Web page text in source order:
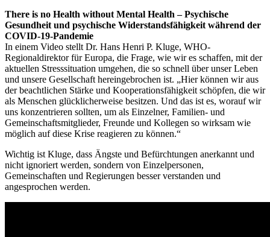
There is no Health without Mental Health – Psychische
Gesundheit und psychische Widerstandsfähigkeit während der
COVID-19-Pandemie
In einem Video stellt Dr. Hans Henri P. Kluge, WHO-
Regionaldirektor für Europa, die Frage, wie wir es schaffen, mit der
aktuellen Stresssituation umgehen, die so schnell über unser Leben
und unsere Gesellschaft hereingebrochen ist. „Hier können wir aus
der beachtlichen Stärke und Kooperationsfähigkeit schöpfen, die wir
als Menschen glücklicherweise besitzen. Und das ist es, worauf wir
uns konzentrieren sollten, um als Einzelner, Familien- und
Gemeinschaftsmitglieder, Freunde und Kollegen so wirksam wie
möglich auf diese Krise reagieren zu können.“
Wichtig ist Kluge, dass Ängste und Befürchtungen anerkannt und
nicht ignoriert werden, sondern von Einzelpersonen,
Gemeinschaften und Regierungen besser verstanden und
angesprochen werden.